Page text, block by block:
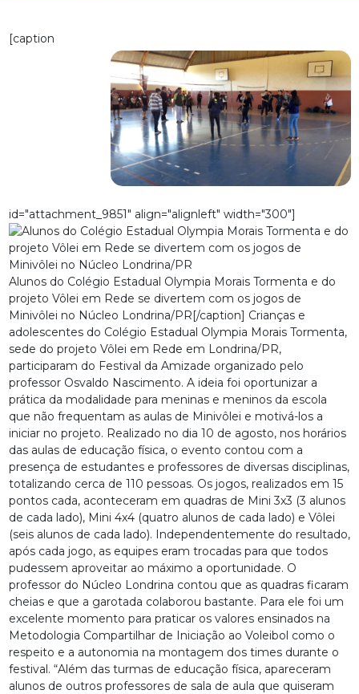
ESPORTE
[caption
id="attachment_9851" align="alignleft" width="300"]
Alunos do Colégio Estadual Olympia Morais Tormenta e do
projeto Vôlei em Rede se divertem com os jogos de
Minivôlei no Núcleo Londrina/PR[/caption] Crianças e
adolescentes do Colégio Estadual Olympia Morais Tormenta,
sede do projeto Vôlei em Rede em Londrina/PR,
participaram do Festival da Amizade organizado pelo
professor Osvaldo Nascimento. A ideia foi oportunizar a
prática da modalidade para meninas e meninos da escola
que não frequentam as aulas de Minivôlei e motivá-los a
iniciar no projeto. Realizado no dia 10 de agosto, nos horários
das aulas de educação física, o evento contou com a
presença de estudantes e professores de diversas disciplinas,
totalizando cerca de 110 pessoas. Os jogos, realizados em 15
pontos cada, aconteceram em quadras de Mini 3x3 (3 alunos
de cada lado), Mini 4x4 (quatro alunos de cada lado) e Vôlei
(seis alunos de cada lado). Independentemente do resultado,
após cada jogo, as equipes eram trocadas para que todos
pudessem aproveitar ao máximo a oportunidade. O
professor do Núcleo Londrina contou que as quadras ficaram
cheias e que a garotada colaborou bastante. Para ele foi um
excelente momento para praticar os valores ensinados na
Metodologia Compartilhar de Iniciação ao Voleibol como o
respeito e a autonomia na montagem dos times durante o
festival. “Além das turmas de educação física, apareceram
alunos de outros professores de sala de aula que quiseram